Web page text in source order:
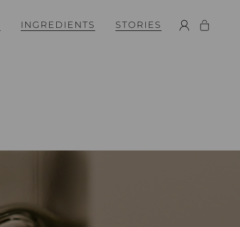
INGREDIENTS STORIES